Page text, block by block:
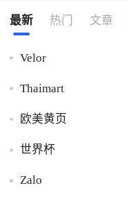
最新 热门 文章
Velor
Thaimart
欧美黄页
世界杯
Zalo